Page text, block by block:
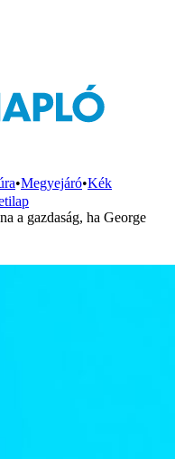
•Megyejáró•Kék
a gazdaság, ha George